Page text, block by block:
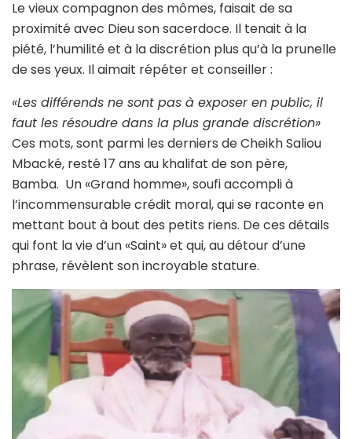
Le vieux compagnon des mômes, faisait de sa
proximité avec Dieu son sacerdoce. Il tenait à la
piété, l’humilité et à la discrétion plus qu’à la prunelle
de ses yeux. Il aimait répéter et conseiller :
«Les différends ne sont pas à exposer en public, il
faut les résoudre dans la plus grande discrétion»
Ces mots, sont parmi les derniers de Cheikh Saliou
Mbacké, resté 17 ans au khalifat de son père,
Bamba. Un «Grand homme», soufi accompli à
l’incommensurable crédit moral, qui se raconte en
mettant bout à bout des petits riens. De ces détails
qui font la vie d’un «Saint» et qui, au détour d’une
phrase, révèlent son incroyable stature.